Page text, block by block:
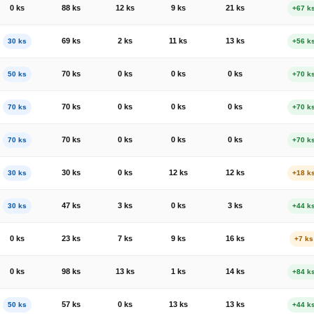
0 ks 88 ks 12 ks 9 ks 21 ks +67
30 ks 69 ks 2 ks 11 ks 13 ks +56
50 ks 70 ks 0 ks 0 ks 0 ks +70
70 ks 70 ks 0 ks 0 ks 0 ks +70
70 ks 70 ks 0 ks 0 ks 0 ks +70
30 ks 30 ks 0 ks 12 ks 12 ks +18
30 ks 47 ks 3 ks 0 ks 3 ks +44
0 ks 23 ks 7 ks 9 ks 16 ks +7 ks
0 ks 98 ks 13 ks 1 ks 14 ks +84
50 ks 57 ks 0 ks 13 ks 13 ks +44